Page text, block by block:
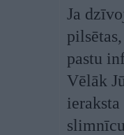
Ja
pastu
Vēlāk